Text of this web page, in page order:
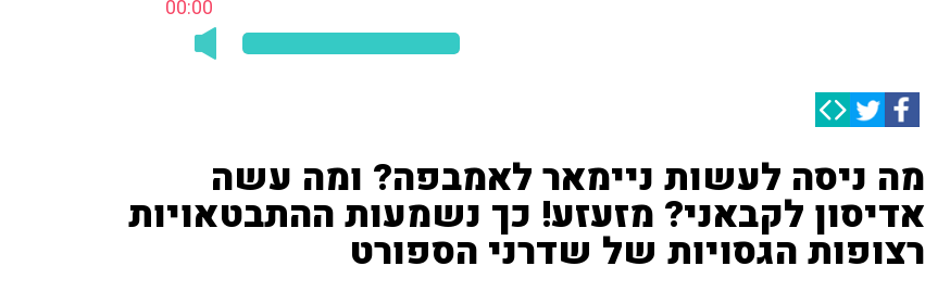
00:00
מה ניסה לעשות ניימאר לאמבפה? ומה עשה
אדיסון לקבאני? מזעזע! כך נשמעות ההתבטאויות
רצופות הגסויות של שדרני הספורט